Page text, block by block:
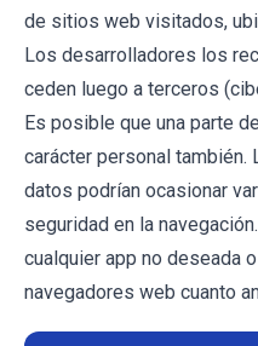
de sitios web visitados,
Los desarrolladores los
ceden luego a terceros
Es posible que una parte
carácter personal también.
datos podrían ocasionar
seguridad en la
cualquier app no deseada
navegadores web cuanto